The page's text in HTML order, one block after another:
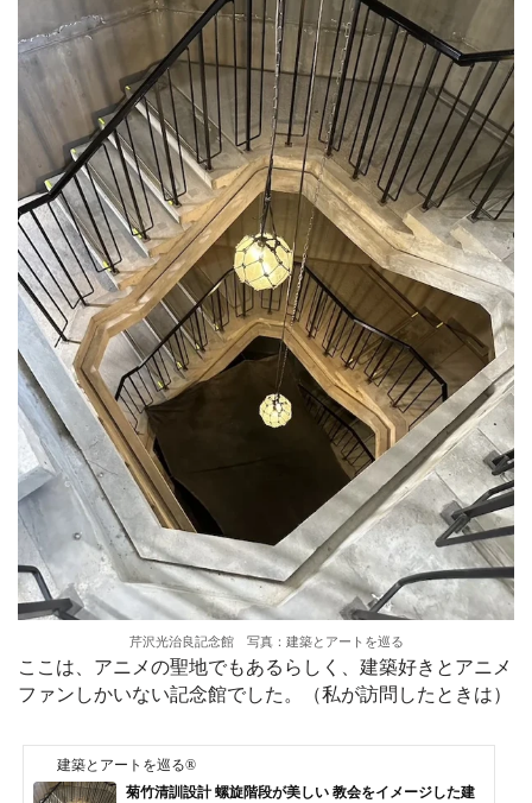
芹沢光治良記念館 写真：建築とアートを巡る
ここは、アニメの聖地でもあるらしく、建築好きとアニメ
ファンしかいない記念館でした。（私が訪問したときは）
建築とアートを巡る®
菊竹清訓設計 螺旋階段が美しい 教会をイメージした建